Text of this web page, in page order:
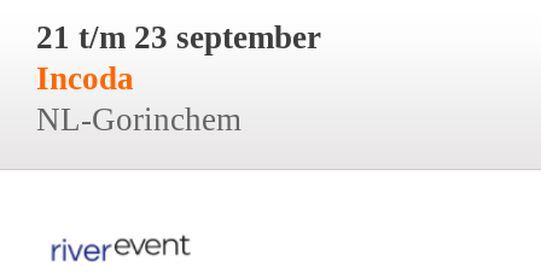
21 t/m 23 september
Incoda
NL-Gorinchem